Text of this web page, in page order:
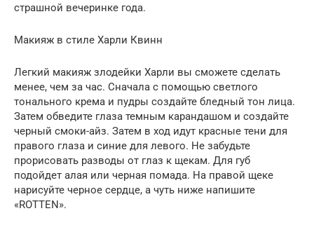
страшной вечеринке года.
Макияж в стиле Харли Квинн
Легкий макияж злодейки Харли вы сможете сделать
менее, чем за час. Сначала с помощью светлого
тонального крема и пудры создайте бледный тон лица.
Затем обведите глаза темным карандашом и создайте
черный смоки-айз. Затем в ход идут красные тени для
правого глаза и синие для левого. Не забудьте
прорисовать разводы от глаз к щекам. Для губ
подойдет алая или черная помада. На правой щеке
нарисуйте черное сердце, а чуть ниже напишите
«ROTTEN».